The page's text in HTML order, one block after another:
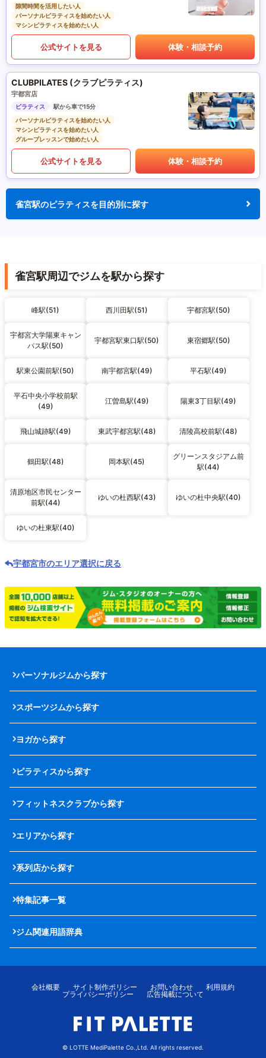
隙間時間を活用したい人
パーソナルピラティスを始めたい人
マシンピラティスを始めたい人
公式サイトを見る 体験・相談予約
CLUBPILATES (クラブピラティス)
宇都宮店
ピラティス
駅から車で15分
パーソナルピラティスを始めたい人
マシンピラティスを始めたい人
グループレッスンで始めたい人
公式サイトを見る 体験・相談予約
雀宮駅のピラティスを目的別に探す
雀宮駅周辺でジムを駅から探す
峰駅(51) 西川田駅(51) 宇都宮駅(50)
宇都宮大学陽東キャン
パス駅(50)
宇都宮駅東口駅(50) 東宿郷駅(50)
駅東公園前駅(50) 南宇都宮駅(49) 平石駅(49)
平石中央小学校前駅
(49)
江曽島駅(49) 陽東3丁目駅(49)
飛山城跡駅(49) 東武宇都宮駅(48) 清陵高校前駅(48)
鶴田駅(48) 岡本駅(45)
グリーンスタジアム前
駅(44)
清原地区市民センター
前駅(44)
ゆいの杜西駅(43) ゆいの杜中央駅(40)
ゆいの杜東駅(40)
宇都宮市のエリア選択に戻る
パーソナルジムから探す
スポーツジムから探す
ヨガから探す
ピラティスから探す
フィットネスクラブから探す
エリアから探す
系列店から探す
特集記事一覧
ジム関連用語辞典
会社概要 サイト制作ポリシー お問い合わせ
利用規約
プライバシーポリシー
広告掲載について
© LOTTE MediPalette Co.,Ltd. All rights reserved.